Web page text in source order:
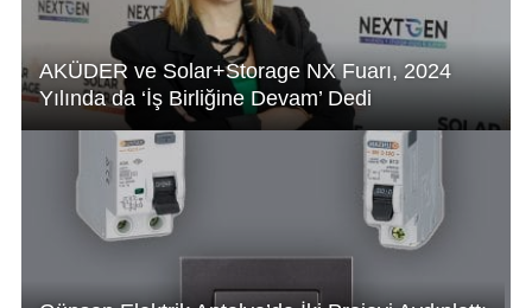
AKÜDER ve Solar+Storage NX Fuarı, 2024
Yılında da ‘İş Birliğine Devam’ Dedi